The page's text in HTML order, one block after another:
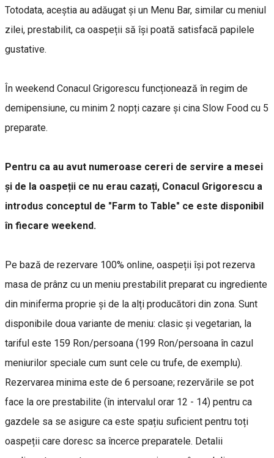
Totodata, aceștia au adăugat și un Menu Bar, similar cu meniul
zilei, prestabilit, ca oaspeții să își poată satisfacă papilele
gustative.
În weekend Conacul Grigorescu funcționează în regim de
demipensiune, cu minim 2 nopți cazare și cina Slow Food cu 5
preparate.
Pentru ca au avut numeroase cereri de servire a mesei
și de la oaspeții ce nu erau cazați, Conacul Grigorescu a
introdus conceptul de "Farm to Table" ce este disponibil
în fiecare weekend.
Pe bază de rezervare 100% online, oaspeții își pot rezerva
masa de prânz cu un meniu prestabilit preparat cu ingrediente
din miniferma proprie și de la alți producători din zona. Sunt
disponibile doua variante de meniu: clasic și vegetarian, la
tariful este 159 Ron/persoana (199 Ron/persoana în cazul
meniurilor speciale cum sunt cele cu trufe, de exemplu).
Rezervarea minima este de 6 persoane; rezervările se pot
face la ore prestabilite (în intervalul orar 12 - 14) pentru ca
gazdele sa se asigure ca este spațiu suficient pentru toți
oaspeții care doresc sa încerce preparatele. Detalii